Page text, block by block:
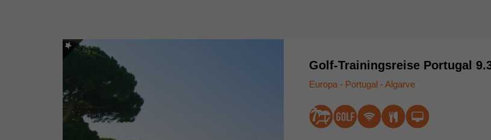
Golf-Trainingsreise Portugal
Europa - Portugal - Algarve